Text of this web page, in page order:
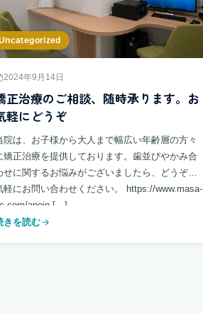
2024年9月14日
正治療のご相談、随時承ります。お
軽にどうぞ
院は、お子様から大人まで幅広い年齢層の方々
矯正治療を提供しております。歯並びやかみ合
せに関するお悩みがございましたら、どうぞお
軽にお問い合わせください。 https://www.masa-
apoin […]
きを読む